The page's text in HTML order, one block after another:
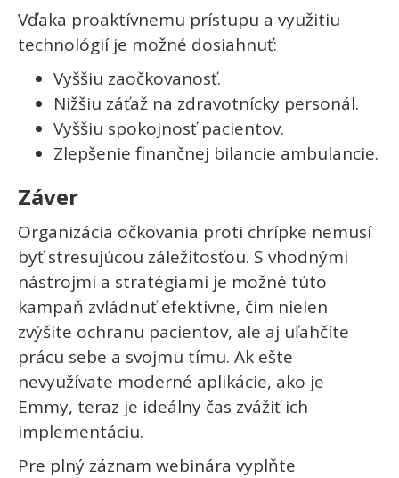
Vďaka proaktívnemu prístupu a využitiu
technológií je možné dosiahnuť:
Vyššiu zaočkovanosť.
Nižšiu záťaž na zdravotnícky personál.
Vyššiu spokojnosť pacientov.
Zlepšenie finančnej bilancie ambulancie.
Záver
Organizácia očkovania proti chrípke nemusí
byť stresujúcou záležitosťou. S vhodnými
nástrojmi a stratégiami je možné túto
kampaň zvládnuť efektívne, čím nielen
zvýšite ochranu pacientov, ale aj uľahčíte
prácu sebe a svojmu tímu. Ak ešte
nevyužívate moderné aplikácie, ako je
Emmy, teraz je ideálny čas zvážiť ich
implementáciu.
Pre plný záznam webinára vyplňte